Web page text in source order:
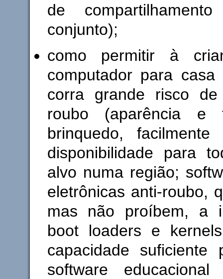
de
conjunto);
como permitir à
computador para
corra grande risco
roubo (aparência e
brinquedo, facilmente
disponibilidade para
alvo numa região;
eletrônicas anti-roubo,
mas não proíbem, a
boot loaders e
capacidade
software educacional